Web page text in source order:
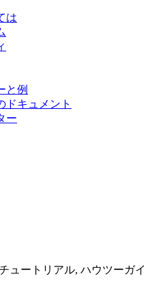
は
と例
ドキュメント
ー
ュートリアル, ハウツーガ